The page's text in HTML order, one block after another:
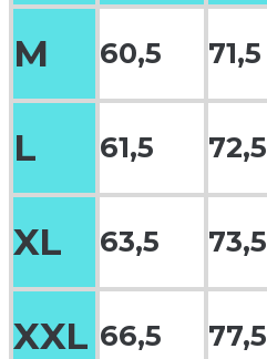
M 60,5 71,5
L 61,5 72,5
XL 63,5 73,5
XXL 66,5 77,5